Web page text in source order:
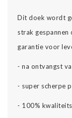
Dit doek wordt
strak gespannen
garantie voor
- na ontvangst
- super scherpe
- 100%